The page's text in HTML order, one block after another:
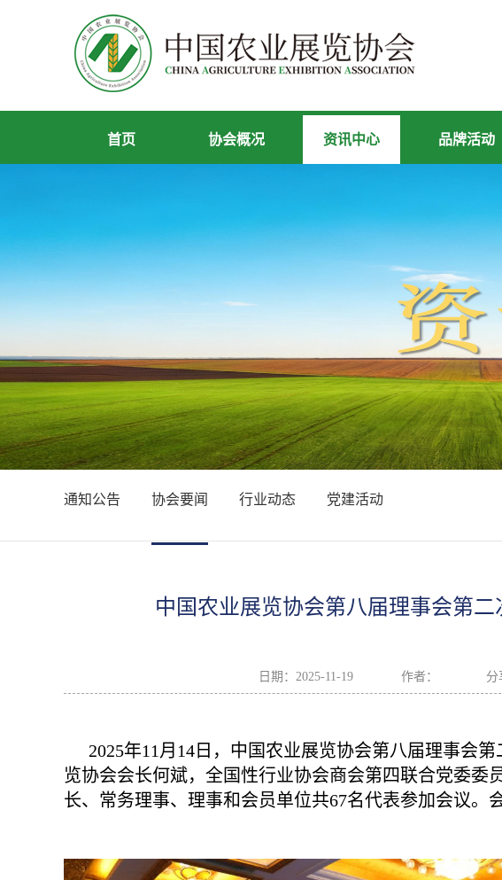
首页 协会概况 资讯中心 品牌活动
通知公告 协会要闻 行业动态 党建活动
中国农业展览协会第八届理事会第
日期： 2025-11-19 作者： 分
2025年11月14日，中国农业展览协会第八届理事会
览协会会长何斌，全国性行业协会商会第四联合党委委
长、常务理事、理事和会员单位共67名代表参加会议。